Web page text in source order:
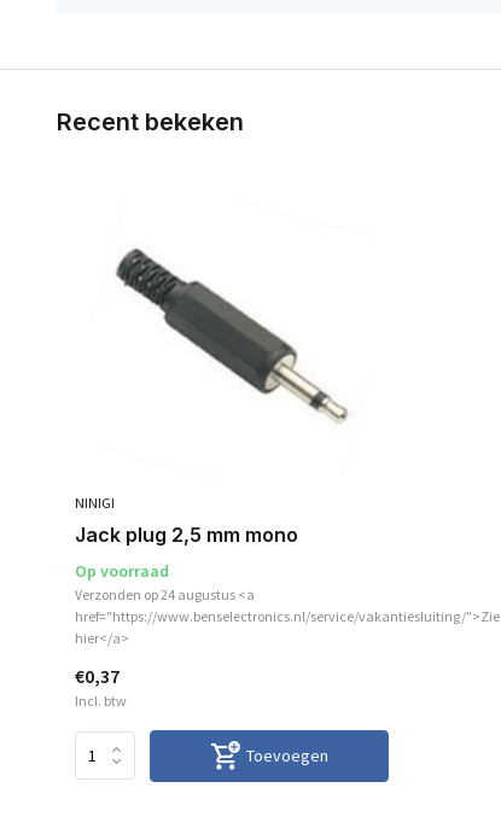
Recent bekeken
NINIGI
Jack plug 2,5 mm mono
Op voorraad
Verzonden op 24 augustus <a
href="https://www.benselectronics.nl/service/vakantiesluiting/">Zie
hier</a>
€0,37
Incl. btw
Toevoegen